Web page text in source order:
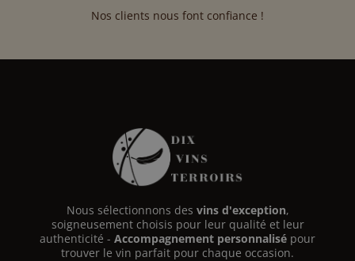
Nos clients nous font confiance !
Nous sélectionnons des vins d'exception,
soigneusement choisis pour leur qualité et leur
authenticité - Accompagnement personnalisé pour
trouver le vin parfait pour chaque occasion.